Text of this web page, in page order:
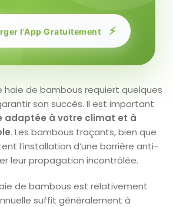
l'App Gratuitement ⚡
haie de bambous requiert quelques
son succès. Il est important
adaptée à votre climat et à
. Les bambous traçants, bien que
l’installation d’une barrière anti-
leur propagation incontrôlée.
de bambous est relativement
suffit généralement à